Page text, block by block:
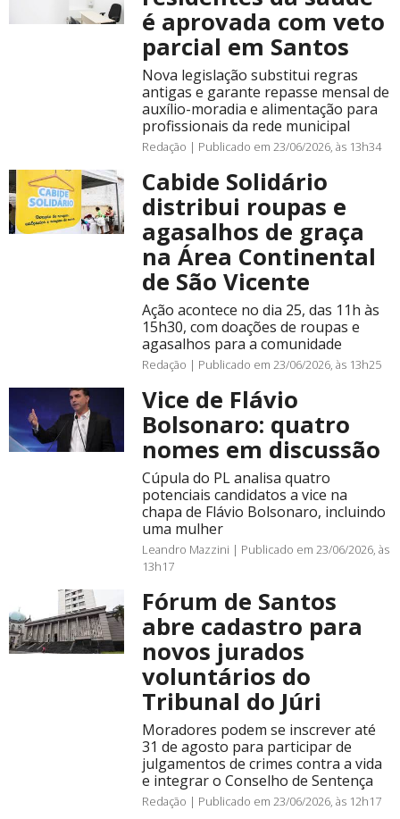
é aprovada com veto
parcial em Santos
Nova legislação substitui regras
antigas e garante repasse mensal de
auxílio-moradia e alimentação para
profissionais da rede municipal
Redação | Publicado em 23/06/2026, às 13h34
Cabide Solidário
distribui roupas e
agasalhos de graça
na Área Continental
de São Vicente
Ação acontece no dia 25, das 11h às
15h30, com doações de roupas e
agasalhos para a comunidade
Redação | Publicado em 23/06/2026, às 13h25
Vice de Flávio
Bolsonaro: quatro
nomes em discussão
Cúpula do PL analisa quatro
potenciais candidatos a vice na
chapa de Flávio Bolsonaro, incluindo
uma mulher
Leandro Mazzini | Publicado em 23/06/2026, às
13h17
Fórum de Santos
abre cadastro para
novos jurados
voluntários do
Tribunal do Júri
Moradores podem se inscrever até
31 de agosto para participar de
julgamentos de crimes contra a vida
e integrar o Conselho de Sentença
Redação | Publicado em 23/06/2026, às 12h17